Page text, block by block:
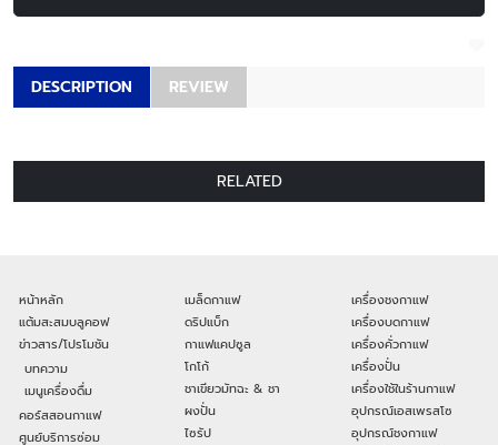
DESCRIPTION REVIEW
RELATED
หน้าหลัก
แต้มสะสมบลูคอฟ
ข่าวสาร/โปรโมชัน
บทความ
เมนูเครื่องดื่ม
คอร์สสอนกาแฟ
ศูนย์บริการซ่อม
เมล็ดกาแฟ
ดริปแบ็ก
กาแฟแคปซูล
โกโก้
ชาเขียวมัทฉะ & ชา
ผงปั่น
ไซรัป
เครื่องชงกาแฟ
เครื่องบดกาแฟ
เครื่องคั่วกาแฟ
เครื่องปั่น
เครื่องใช้ในร้านกาแฟ
อุปกรณ์เอสเพรสโซ
อุปกรณ์ชงกาแฟ